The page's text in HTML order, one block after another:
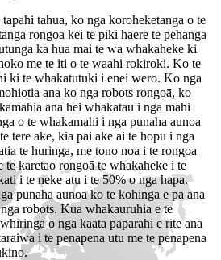
tahua, ko nga koroheketanga o te
rongoa kei te piki haere te pehanga
ka hua mai te wa whakaheke ki
me te iti o te waahi rokiroki. Ko te
ki te whakatutuki i enei wero. Ko nga
ana ko nga robots rongoā, ko
ana hei whakatau i nga mahi
o te whakamahi i nga punaha aunoa
tere ake, kia pai ake ai te hopu i nga
te huringa, me tono noa i te rongoa
te karetao rongoā te whakaheke i te
i te neke atu i te 50% o nga hapa.
punaha aunoa ko te kohinga e pa ana
robots. Kua whakauruhia e te
o nga kaata paparahi e rite ana
i te penapena utu me te penapena